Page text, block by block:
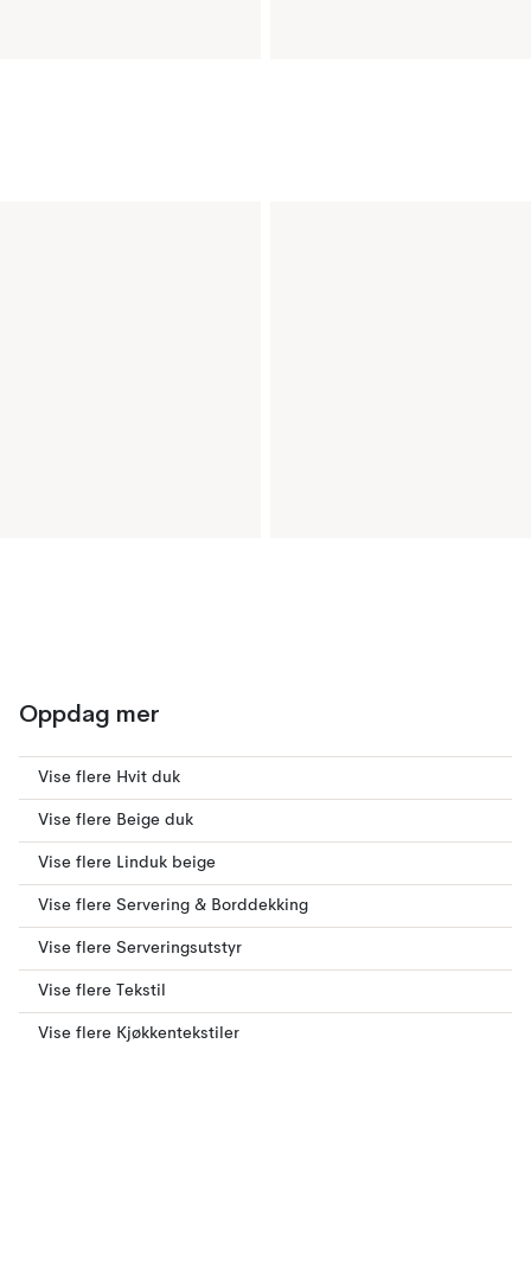
Oppdag mer
Vise flere Hvit duk
Vise flere Beige duk
Vise flere Linduk beige
Vise flere Servering & Borddekking
Vise flere Serveringsutstyr
Vise flere Tekstil
Vise flere Kjøkkentekstiler